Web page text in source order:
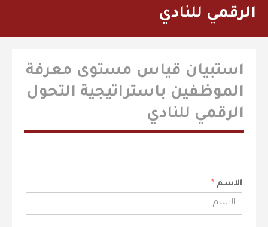
الرقمي للنادي
استبيان قياس مستوى معرفة
الموظفين باستراتيجية التحول
الرقمي للنادي
الاسم *